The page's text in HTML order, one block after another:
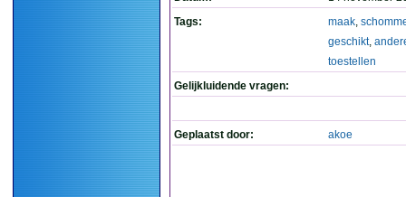
Tags:
maak,
geschikt,
toestellen
Gelijkluidende vragen:
Geplaatst door: akoe